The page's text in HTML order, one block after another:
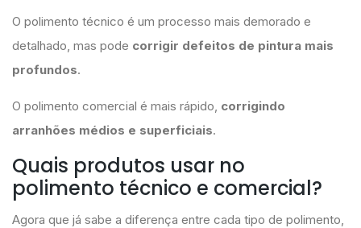
O polimento técnico é um processo mais demorado e
detalhado, mas pode corrigir defeitos de pintura mais
profundos.
O polimento comercial é mais rápido, corrigindo
arranhões médios e superficiais.
Quais produtos usar no
polimento técnico e comercial?
Agora que já sabe a diferença entre cada tipo de polimento,